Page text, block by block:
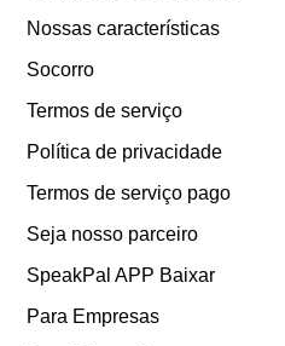
Nossas características
Socorro
Termos de serviço
Política de privacidade
Termos de serviço pago
Seja nosso parceiro
SpeakPal APP Baixar
Para Empresas